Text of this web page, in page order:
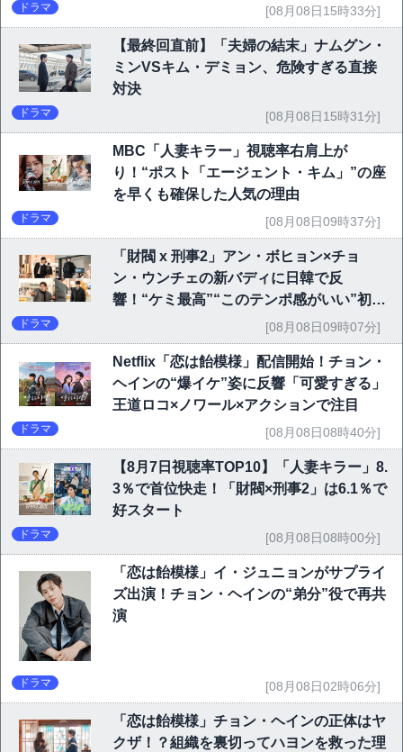
ドラマ [08月08日15時33分]
【最終回直前】「夫婦の結末」ナムグン・
ミンVSキム・デミョン、危険すぎる直接
対決
ドラマ [08月08日15時31分]
MBC「人妻キラー」視聴率右肩上が
り！“ポスト「エージェント・キム」”の座
を早くも確保した人気の理由
ドラマ [08月08日09時37分]
「財閥 x 刑事2」アン・ボヒョン×チョ
ン・ウンチェの新バディに日韓で反
響！“ケミ最高”“このテンポ感がいい”初回
ドラマ [08月08日09時07分]
Netflix「恋は飴模様」配信開始！チョン・
ヘインの“爆イケ”姿に反響「可愛すぎる」
王道ロコ×ノワール×アクションで注目
ドラマ [08月08日08時40分]
【8月7日視聴率TOP10】「人妻キラー」8.
3％で首位快走！「財閥×刑事2」は6.1％で
好スタート
ドラマ [08月08日08時00分]
「恋は飴模様」イ・ジュニョンがサプライ
ズ出演！チョン・ヘインの“弟分”役で再共
演
ドラマ [08月08日02時06分]
「恋は飴模様」チョン・ヘインの正体はヤ
クザ！？組織を裏切ってハヨンを救った理